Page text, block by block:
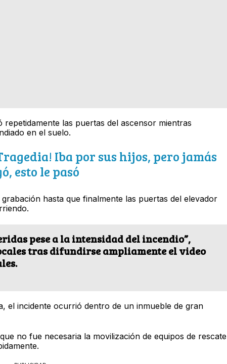
las puertas del ascensor mientras
en el suelo.
Iba por sus hijos, pero jamás
esto le pasó
hasta que finalmente las puertas del elevador
pese a la intensidad del incendio”,
tras difundirse ampliamente el video
el incidente ocurrió dentro de un inmueble de gran
no fue necesaria la movilización de equipos de rescate